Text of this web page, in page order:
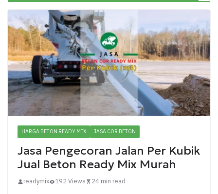
HARGA BETON READY MIX JASA COR BETON
Jasa Pengecoran Jalan Per Kubik
Jual Beton Ready Mix Murah
readymix 192 Views 24 min read